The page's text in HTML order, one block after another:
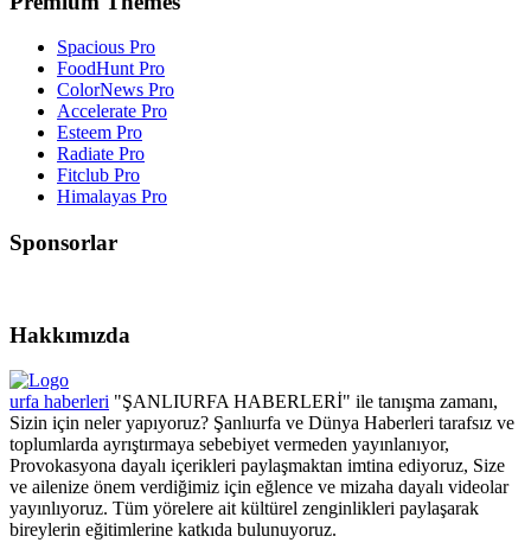
Spacious Pro
FoodHunt Pro
ColorNews Pro
Accelerate Pro
Esteem Pro
Radiate Pro
Fitclub Pro
Himalayas Pro
Sponsorlar
Hakkımızda
urfa haberleri "ŞANLIURFA HABERLERİ" ile tanışma zamanı,
Sizin için neler yapıyoruz? Şanlıurfa ve Dünya Haberleri tarafsız ve
toplumlarda ayrıştırmaya sebebiyet vermeden yayınlanıyor,
Provokasyona dayalı içerikleri paylaşmaktan imtina ediyoruz, Size
ve ailenize önem verdiğimiz için eğlence ve mizaha dayalı videolar
yayınlıyoruz. Tüm yörelere ait kültürel zenginlikleri paylaşarak
bireylerin eğitimlerine katkıda bulunuyoruz.